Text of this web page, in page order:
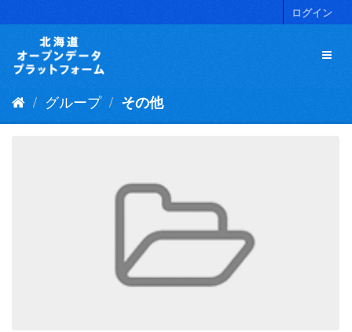
キ
ログイン
グループ その他